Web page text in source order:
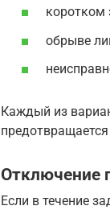
коротком
обрыве
Каждый из
Отключение
Если в течение